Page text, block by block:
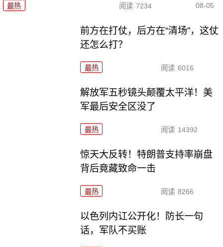
最热 阅读 7234 08-05
前方在打仗，后方在“清场”，这仗
还怎么打？
最热 阅读 6016
解放军五秒镜头颠覆太平洋！美
军最后安全区没了
最热 阅读 14392
惊天大反转！特朗普支持率崩盘
背后竟藏致命一击
最热 阅读 8266
以色列内讧公开化！防长一句
话，军队不买账